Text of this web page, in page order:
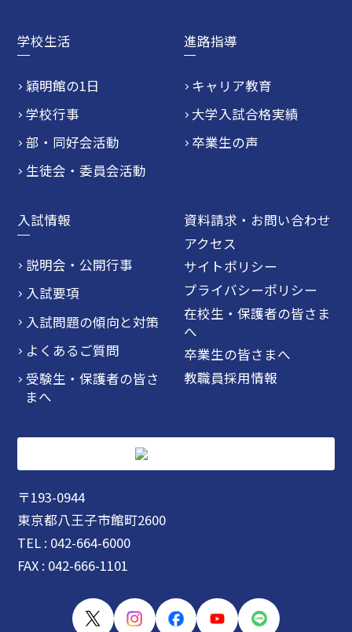
学校生活
穎明館の1日
学校行事
部・同好会活動
生徒会・委員会活動
進路指導
キャリア教育
大学入試合格実績
卒業生の声
入試情報
説明会・公開行事
入試要項
入試問題の傾向と対策
よくあるご質問
受験生・保護者の皆さ
まへ
資料請求・お問い合わせ
アクセス
サイトポリシー
プライバシーポリシー
在校生・保護者の皆さま
へ
卒業生の皆さまへ
教職員採用情報
〒193-0944
東京都八王子市館町2600
TEL : 042-664-6000
FAX : 042-666-1101